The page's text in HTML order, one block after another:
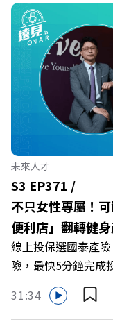
Powered by
Firstory Podcast 廣
海嘯的嚴峻考驗下
本集《遠見ON AIR
你解析樹德科大如
技職教育新典範！
縫接軌者」？ 🔺AI
首創「菲律賓半導
🔺一舉拿下4大
持人／遠見雜誌副
樹德科技大學校長
速搶下破天荒的獨家
>>>https://
群： LINE：https://
https://bit.ly/
Powered by
未來人才
S3 EP371 /
不只女性專屬！
便利店」翻轉健
行長林宏遠
線上投保選國泰產
險，最快5分鐘完成
保障立即到位！
Firstory Podcast 廣
家爭鳴的激烈浪潮
31:34